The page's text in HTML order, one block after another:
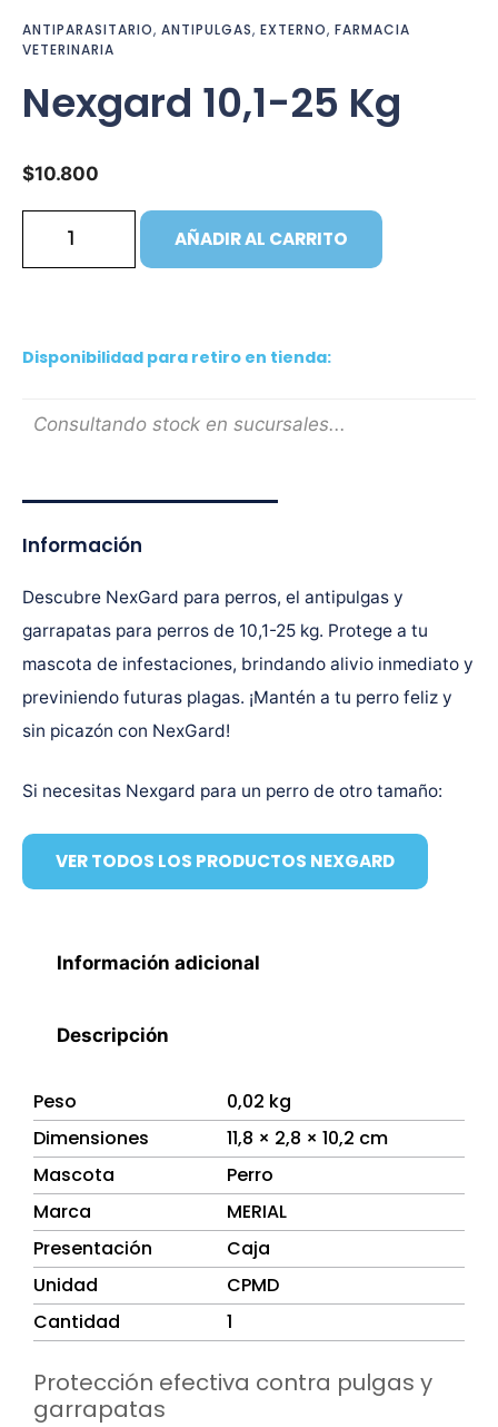
ANTIPARASITARIO, ANTIPULGAS, EXTERNO, FARMACIA
VETERINARIA
Nexgard 10,1-25 Kg
$10.800
AÑADIR AL CARRITO
Disponibilidad para retiro en tienda:
Consultando stock en sucursales...
Información
Descubre NexGard para perros, el antipulgas y
garrapatas para perros de 10,1-25 kg. Protege a tu
mascota de infestaciones, brindando alivio inmediato y
previniendo futuras plagas. ¡Mantén a tu perro feliz y
sin picazón con NexGard!
Si necesitas Nexgard para un perro de otro tamaño:
VER TODOS LOS PRODUCTOS NEXGARD
Información adicional
Descripción
Peso
0,02 kg
Dimensiones
11,8 × 2,8 × 10,2 cm
Mascota
Perro
Marca
MERIAL
Presentación
Caja
Unidad
CPMD
Cantidad
1
Protección efectiva contra pulgas y
garrapatas